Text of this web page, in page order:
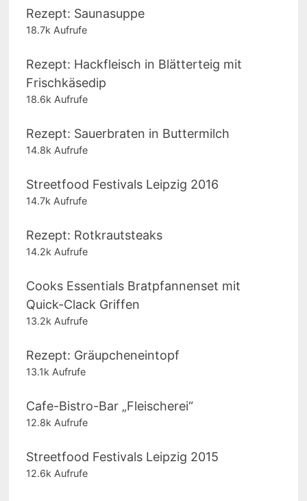
Rezept: Saunasuppe
18.7k Aufrufe
Rezept: Hackfleisch in Blätterteig mit
Frischkäsedip
18.6k Aufrufe
Rezept: Sauerbraten in Buttermilch
14.8k Aufrufe
Streetfood Festivals Leipzig 2016
14.7k Aufrufe
Rezept: Rotkrautsteaks
14.2k Aufrufe
Cooks Essentials Bratpfannenset mit
Quick-Clack Griffen
13.2k Aufrufe
Rezept: Gräupcheneintopf
13.1k Aufrufe
Cafe-Bistro-Bar „Fleischerei“
12.8k Aufrufe
Streetfood Festivals Leipzig 2015
12.6k Aufrufe